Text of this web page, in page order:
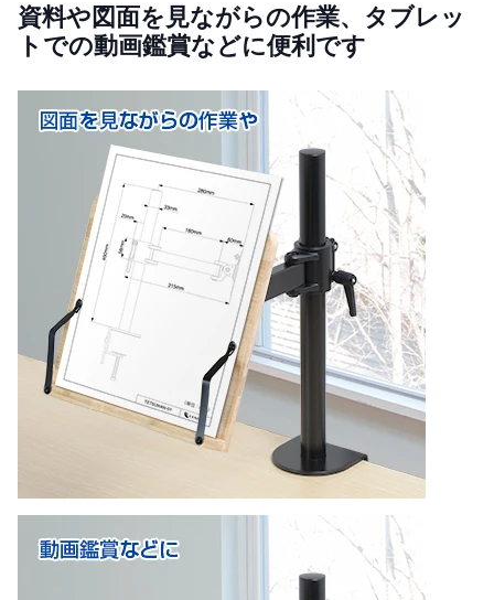
資料や図面を見ながらの作業、タブレッ
トでの動画鑑賞などに便利です